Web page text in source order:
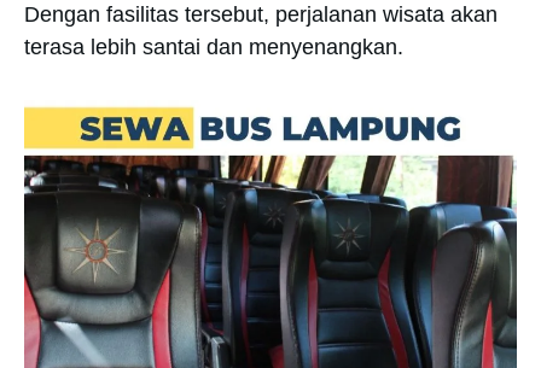
Dengan fasilitas tersebut, perjalanan wisata akan
terasa lebih santai dan menyenangkan.